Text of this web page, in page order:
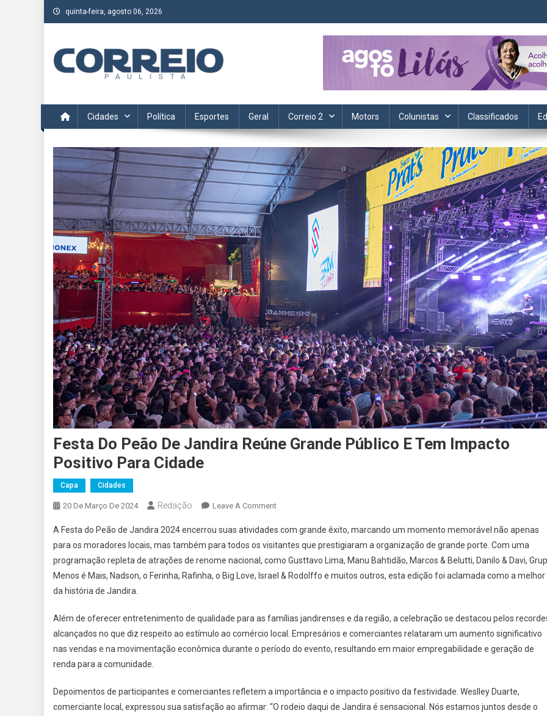
Skip
to
quinta-feira, agosto 06, 2026
Acompanhe as últimas notícias da região no Correio Paulista. Informação, política, saúde, economia, esportes e cotidiano.
Cidades Política Esportes Geral Correio 2 Motors Colunistas Classificados
Festa Do Peão De Jandira Reúne Grande Público E Tem Impacto
Positivo Para Cidade
Capa Cidades
20 De Março De 2024 Redação Leave A CommentOn
Do
Peão
De
Jandira
Público
E
Tem
Cidade
A Festa do Peão de Jandira 2024 encerrou suas atividades com grande êxito, marcando um momento memorável não apenas
para os moradores locais, mas também para todos os visitantes que prestigiaram a organização de grande porte. Com uma
programação repleta de atrações de renome nacional, como Gusttavo Lima, Manu Bahtidão, Marcos & Belutti, Danilo & Davi,
Menos é Mais, Nadson, o Ferinha, Rafinha, o Big Love, Israel & Rodolffo e muitos outros, esta edição foi aclamada como a melhor
da história de Jandira.
Além de oferecer entretenimento de qualidade para as famílias jandirenses e da região, a celebração se destacou pelos
alcançados no que diz respeito ao estímulo ao comércio local. Empresários e comerciantes relataram um aumento significativo
nas vendas e na movimentação econômica durante o período do evento, resultando em maior empregabilidade e geração de
renda para a comunidade.
Depoimentos de participantes e comerciantes refletem a importância e o impacto positivo da festividade. Weslley Duarte,
comerciante local, expressou sua satisfação ao afirmar: “O rodeio daqui de Jandira é sensacional. Nós estamos juntos desde o